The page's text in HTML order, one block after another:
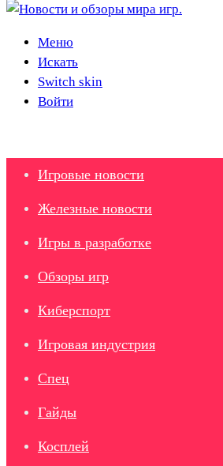
Меню
Искать
Switch skin
Войти
Игровые новости
Железные новости
Игры в разработке
Обзоры игр
Киберспорт
Игровая индустрия
Спец
Гайды
Косплей